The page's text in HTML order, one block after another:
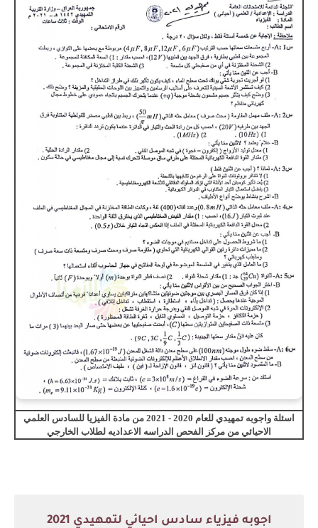
اسئلة واجوبه تمهيدي للعام 2020 - 2021 من مادة الفيزيا للسادس العلمي
الاحيائي من مركز الفحص الدراسه الاعداديه لطلاب الخارجي
اجوبه فيزياء سادس احيائي لتمهيدي 2021